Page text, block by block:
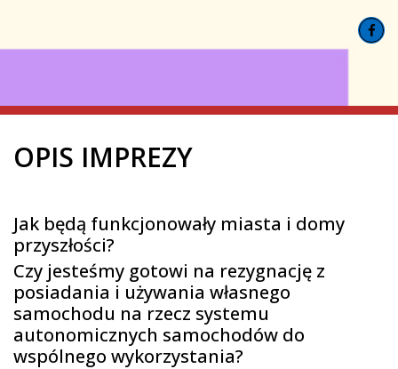
OPIS IMPREZY
Jak będą funkcjonowały miasta i domy
przyszłości?
Czy jesteśmy gotowi na rezygnację z
posiadania i używania własnego
samochodu na rzecz systemu
autonomicznych samochodów do
wspólnego wykorzystania?